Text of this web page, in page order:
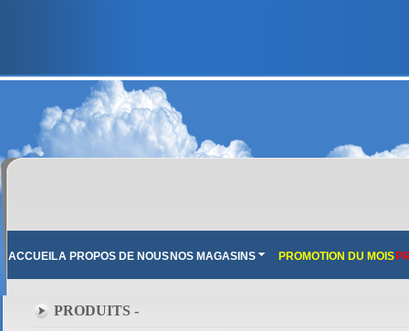
ACCUEILA PROPOS DE NOUS NOS MAGASINS PROMOTION DU MOIS
PRODUITS -